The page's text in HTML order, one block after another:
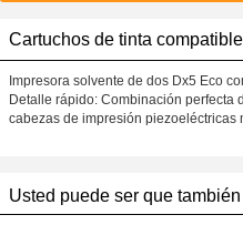
Cartuchos de tinta
Impresora solvente de dos Dx5 Eco
Detalle rápido: Combinación perfecta
cabezas de impresión piezoeléctricas
Usted puede ser que